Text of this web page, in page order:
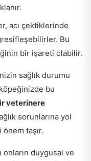
acı çektiklerinde
Bu
bir işareti olabilir.
sağlık durumu
bu
veterinere
sorunlarına yol
taşır.
onların duygusal ve